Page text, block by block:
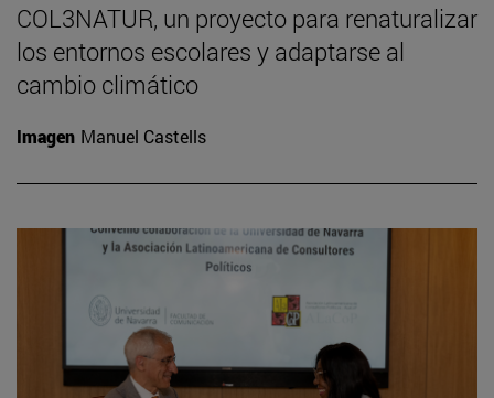
COL3NATUR, un proyecto para renaturalizar
los entornos escolares y adaptarse al
cambio climático
Imagen Manuel Castells